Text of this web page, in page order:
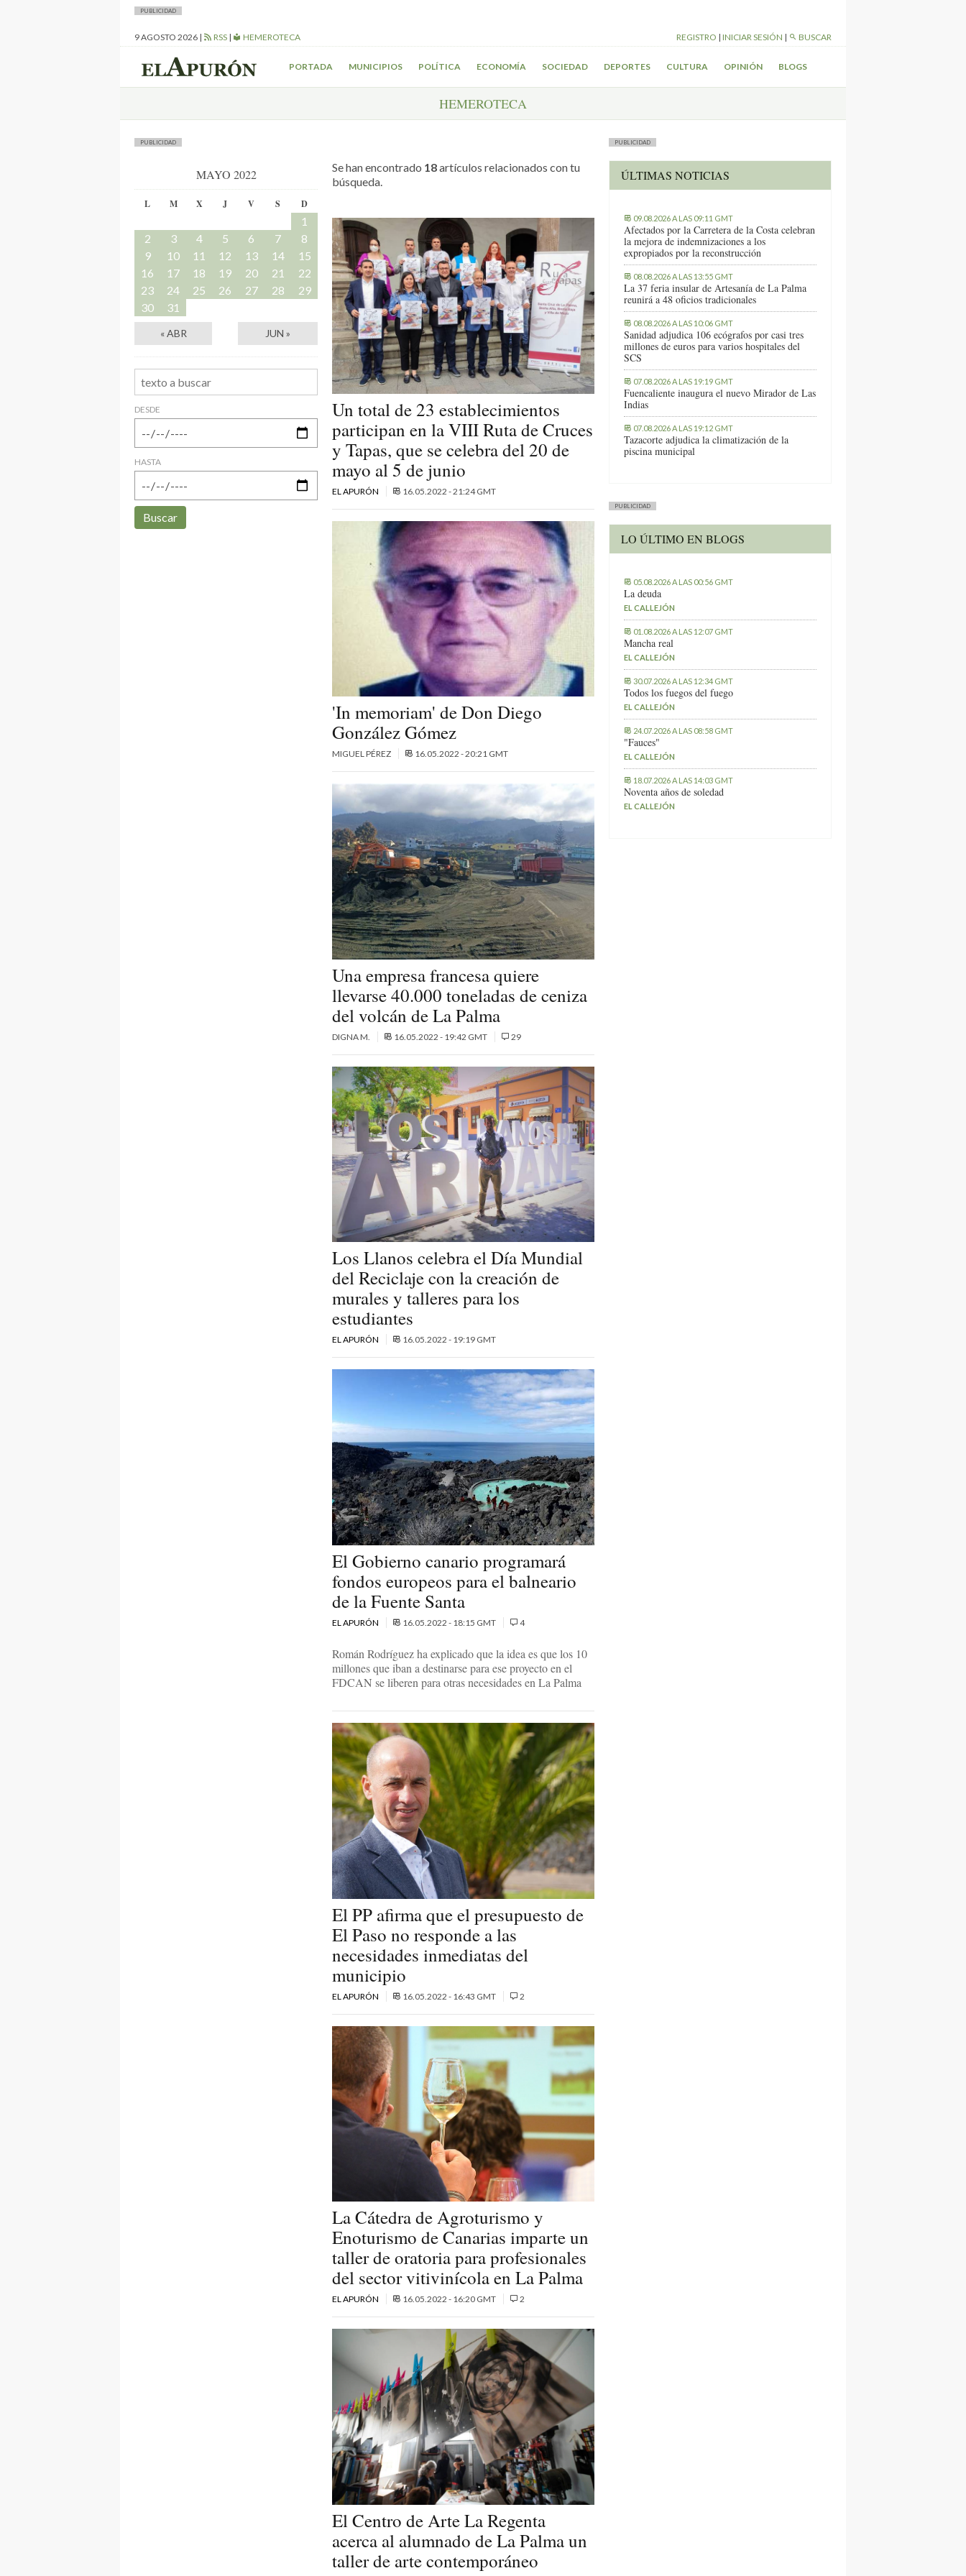
PUBLICIDAD
9 AGOSTO 2026 | RSS | HEMEROTECA REGISTRO | INICIAR SESIÓN | BUSCAR
PORTADA MUNICIPIOS POLÍTICA ECONOMÍA SOCIEDAD DEPORTES CULTURA OPINIÓN BLOGS
HEMEROTECA
PUBLICIDAD
MAYO 2022
L M X J V S D
« ABR JUN »
1
2
3 4 5 6 7
8
9
10 11 12 13 14
15
16
17 18 19 20 21
22
23
24 25 26 27 28
29
30
31
DESDE
HASTA
Buscar
Se han encontrado 18artículos relacionados con tu
búsqueda.
Un total de 23 establecimientos
participan en la VIII Ruta de Cruces
y Tapas, que se celebra del 20 de
mayo al 5 de junio
EL APURÓN 16.05.2022 - 21:24 GMT
'In memoriam' de Don Diego
González Gómez
MIGUEL PÉREZ 16.05.2022 - 20:21 GMT
Una empresa francesa quiere
llevarse 40.000 toneladas de ceniza
del volcán de La Palma
DIGNA M. 16.05.2022 - 19:42 GMT 29
Los Llanos celebra el Día Mundial
del Reciclaje con la creación de
murales y talleres para los
estudiantes
EL APURÓN 16.05.2022 - 19:19 GMT
El Gobierno canario programará
fondos europeos para el balneario
de la Fuente Santa
EL APURÓN 16.05.2022 - 18:15 GMT 4
Román Rodríguez ha explicado que la idea es que los 10
millones que iban a destinarse para ese proyecto en el
FDCAN se liberen para otras necesidades en La Palma
El PP afirma que el presupuesto de
El Paso no responde a las
necesidades inmediatas del
municipio
EL APURÓN 16.05.2022 - 16:43 GMT 2
La Cátedra de Agroturismo y
Enoturismo de Canarias imparte un
taller de oratoria para profesionales
del sector vitivinícola en La Palma
EL APURÓN 16.05.2022 - 16:20 GMT 2
El Centro de Arte La Regenta
acerca al alumnado de La Palma un
taller de arte contemporáneo
PUBLICIDAD
ÚLTIMAS NOTICIAS
09.08.2026 A LAS 09:11 GMT
Afectados por la Carretera de la Costa celebran
la mejora de indemnizaciones a los
expropiados por la reconstrucción
08.08.2026 A LAS 13:55 GMT
La 37 feria insular de Artesanía de La Palma
reunirá a 48 oficios tradicionales
08.08.2026 A LAS 10:06 GMT
Sanidad adjudica 106 ecógrafos por casi tres
millones de euros para varios hospitales del
SCS
07.08.2026 A LAS 19:19 GMT
Fuencaliente inaugura el nuevo Mirador de Las
Indias
07.08.2026 A LAS 19:12 GMT
Tazacorte adjudica la climatización de la
piscina municipal
PUBLICIDAD
LO ÚLTIMO EN BLOGS
05.08.2026 A LAS 00:56 GMT
La deuda
EL CALLEJÓN
01.08.2026 A LAS 12:07 GMT
Mancha real
EL CALLEJÓN
30.07.2026 A LAS 12:34 GMT
Todos los fuegos del fuego
EL CALLEJÓN
24.07.2026 A LAS 08:58 GMT
"Fauces"
EL CALLEJÓN
18.07.2026 A LAS 14:03 GMT
Noventa años de soledad
EL CALLEJÓN